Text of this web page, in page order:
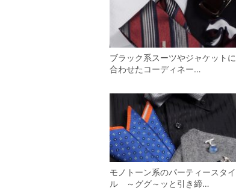
ブラック系スーツやジャケットに
合わせたコーディネー…
モノトーン系のパーティースタイ
ル ～ググ～ッと引き締…